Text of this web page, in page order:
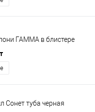
ГАММА в блистере
Сонет туба черная